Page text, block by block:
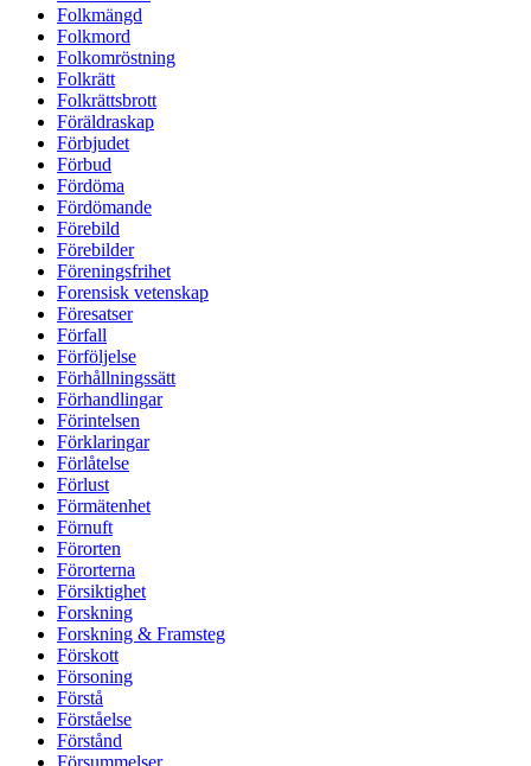
Folkmängd
Folkmord
Folkomröstning
Folkrätt
Folkrättsbrott
Föräldraskap
Förbjudet
Förbud
Fördöma
Fördömande
Förebild
Förebilder
Föreningsfrihet
Forensisk vetenskap
Föresatser
Förfall
Förföljelse
Förhållningssätt
Förhandlingar
Förintelsen
Förklaringar
Förlåtelse
Förlust
Förmätenhet
Förnuft
Förorten
Förorterna
Försiktighet
Forskning
Forskning & Framsteg
Förskott
Försoning
Förstå
Förståelse
Förstånd
Försummelser